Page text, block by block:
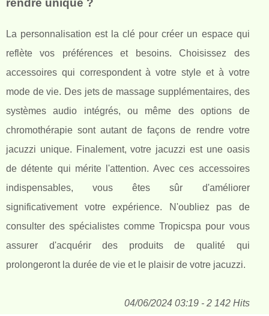
rendre unique ?
La personnalisation est la clé pour créer un espace qui
reflète vos préférences et besoins. Choisissez des
accessoires qui correspondent à votre style et à votre
mode de vie. Des jets de massage supplémentaires, des
systèmes audio intégrés, ou même des options de
chromothérapie sont autant de façons de rendre votre
jacuzzi unique. Finalement, votre jacuzzi est une oasis
de détente qui mérite l'attention. Avec ces accessoires
indispensables, vous êtes sûr d'améliorer
significativement votre expérience. N'oubliez pas de
consulter des spécialistes comme Tropicspa pour vous
assurer d'acquérir des produits de qualité qui
prolongeront la durée de vie et le plaisir de votre jacuzzi.
04/06/2024 03:19 - 2 142 Hits